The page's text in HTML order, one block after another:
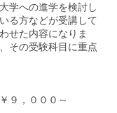
学への進学を検討し
る方などが受講して
せた内容になりま
その受験科目に重点
，０００～